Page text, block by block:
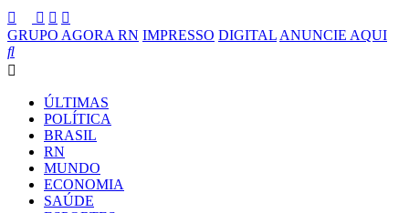
GRUPO AGORA RN IMPRESSO DIGITAL ANUNCIE AQUI
ÚLTIMAS
POLÍTICA
BRASIL
RN
MUNDO
ECONOMIA
SAÚDE